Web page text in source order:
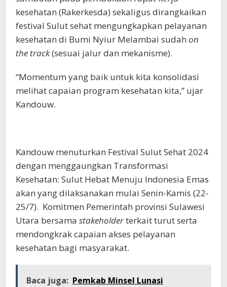
kesehatan (Rakerkesda) sekaligus dirangkaikan
festival Sulut sehat mengungkapkan pelayanan
kesehatan di Bumi Nyiur Melambai sudah on
the track(sesuai jalur dan mekanisme).
“Momentum yang baik untuk kita konsolidasi
melihat capaian program kesehatan kita,” ujar
Kandouw.
Kandouw menuturkan Festival Sulut Sehat 2024
dengan menggaungkan Transformasi
Kesehatan: Sulut Hebat Menuju Indonesia Emas
akan yang dilaksanakan mulai Senin-Kamis (22-
25/7). Komitmen Pemerintah provinsi Sulawesi
Utara bersama stakeholderterkait turut serta
mendongkrak capaian akses pelayanan
kesehatan bagi masyarakat.
Baca juga: Pemkab Minsel Lunasi